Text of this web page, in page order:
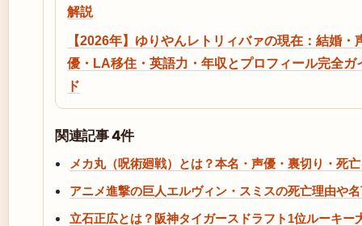
解説
【2026年】ゆりやんレトリィバァの現在：結婚・
優・LA移住・英語力・年収とプロフィール完全ガ
ド
関連記事 4件
メカ丸（呪術廻戦）とは？本名・声優・裏切り・死
アニメ進撃の巨人エルヴィン・スミスの死亡理由や
立石正広とは？阪神タイガースドラフト1位ルーキ